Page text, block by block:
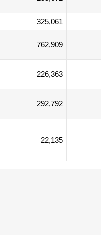
325,061
762,909
226,363
292,792
22,135